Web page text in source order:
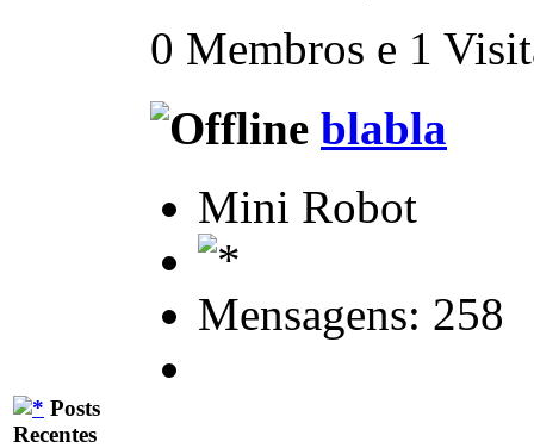
Posts
Recentes
0 Membros e 1
blabla
Mini Robot
Mensagens: 258